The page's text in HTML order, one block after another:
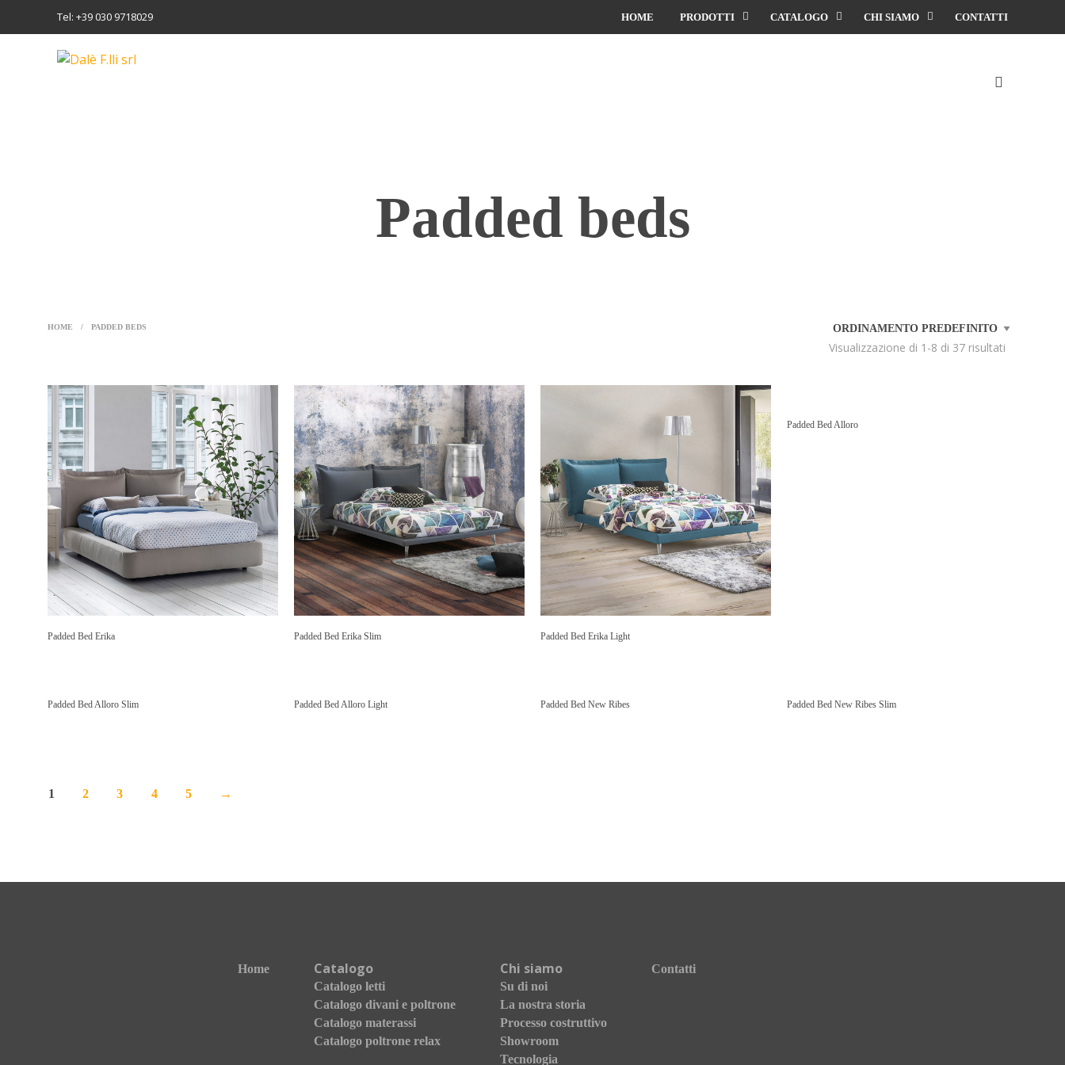
Tel: +39 030 9718029 HOME PRODOTTI CATALOGO CHI SIAMO CONTATTI
Padded beds
HOME / PADDED BEDS
Visualizzazione di 1-8 di 37 risultati
Padded Bed Erika Padded Bed Erika Slim Padded Bed Erika Light
Padded Bed Alloro
Padded Bed Alloro Slim Padded Bed Alloro Light Padded Bed New Ribes Padded Bed New Ribes Slim
1 2 3 4 5 →
Home Catalogo
Catalogo letti
Catalogo divani e poltrone
Catalogo materassi
Catalogo poltrone relax
Chi siamo
Su di noi
La nostra storia
Processo costruttivo
Showroom
Tecnologia
Contatti